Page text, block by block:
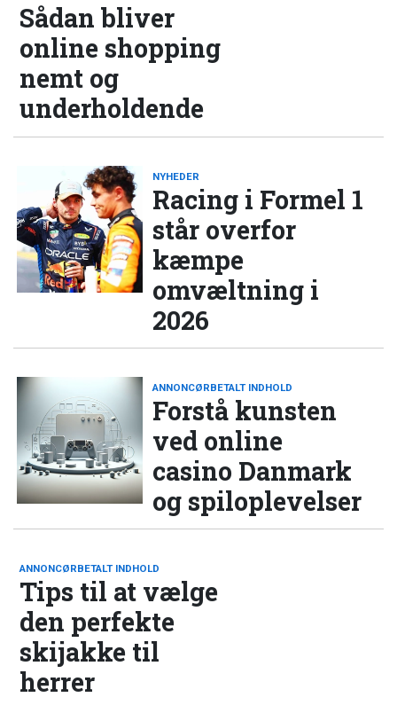
Sådan bliver
online shopping
nemt og
underholdende
NYHEDER
Racing i Formel 1
står overfor
kæmpe
omvæltning i
2026
ANNONCØRBETALT INDHOLD
Forstå kunsten
ved online
casino Danmark
og spiloplevelser
ANNONCØRBETALT INDHOLD
Tips til at vælge
den perfekte
skijakke til
herrer